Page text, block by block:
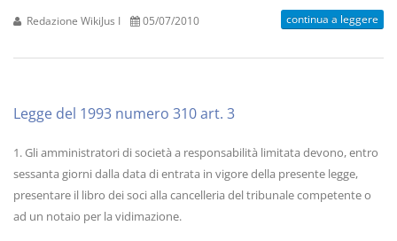
Redazione WikiJus I 05/07/2010 continua a leggere
Legge del 1993 numero 310 art. 3
1. Gli amministratori di società a responsabilità limitata devono, entro
sessanta giorni dalla data di entrata in vigore della presente legge,
presentare il libro dei soci alla cancelleria del tribunale competente o
ad un notaio per la vidimazione.